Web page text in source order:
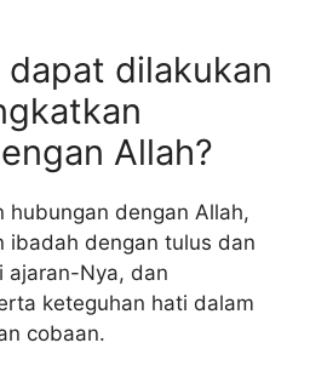
dapat dilakukan
Allah?
hubungan dengan Allah,
ibadah dengan tulus dan
ajaran-Nya, dan
keteguhan hati dalam
cobaan.